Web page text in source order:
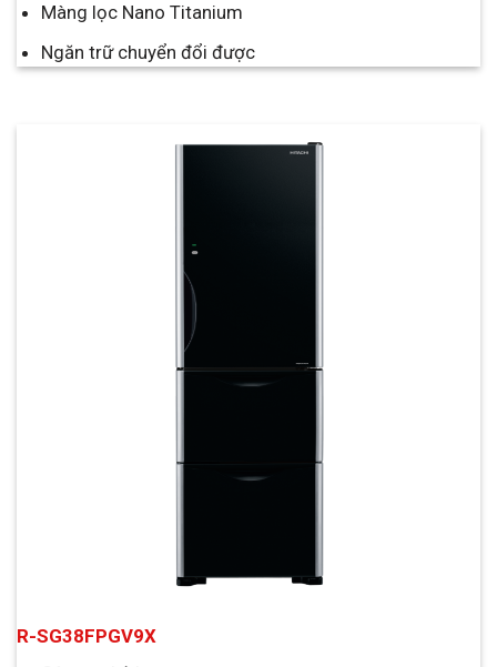
Màng lọc Nano Titanium
Ngăn trữ chuyển đổi được
R-SG38FPGV9X